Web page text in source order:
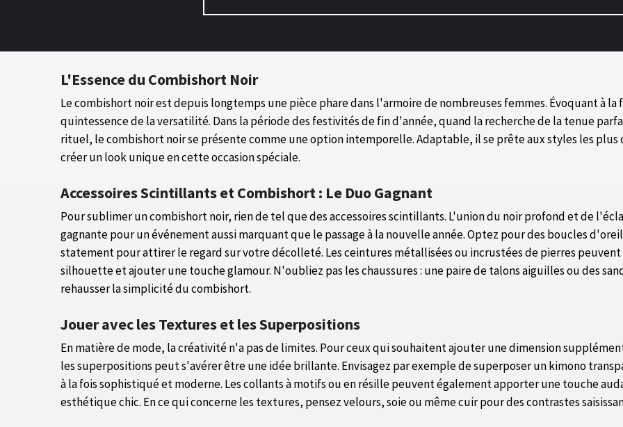
L'Essence du Combishort Noir
Le combishort noir est depuis longtemps une pièce phare dans l'armoire de nombreuses femmes. Évoquant à
quintessence de la versatilité. Dans la période des festivités de fin d'année, quand la recherche de la tenue
rituel, le combishort noir se présente comme une option intemporelle. Adaptable, il se prête aux styles les
créer un look unique en cette occasion spéciale.
Accessoires Scintillants et Combishort : Le Duo Gagnant
Pour sublimer un combishort noir, rien de tel que des accessoires scintillants. L'union du noir profond et de
gagnante pour un événement aussi marquant que le passage à la nouvelle année. Optez pour des boucles
statement pour attirer le regard sur votre décolleté. Les ceintures métallisées ou incrustées de pierres
silhouette et ajouter une touche glamour. N'oubliez pas les chaussures : une paire de talons aiguilles ou des
rehausser la simplicité du combishort.
Jouer avec les Textures et les Superpositions
En matière de mode, la créativité n'a pas de limites. Pour ceux qui souhaitent ajouter une dimension
les superpositions peut s'avérer être une idée brillante. Envisagez par exemple de superposer un kimono
à la fois sophistiqué et moderne. Les collants à motifs ou en résille peuvent également apporter une touche
esthétique chic. En ce qui concerne les textures, pensez velours, soie ou même cuir pour des contrastes